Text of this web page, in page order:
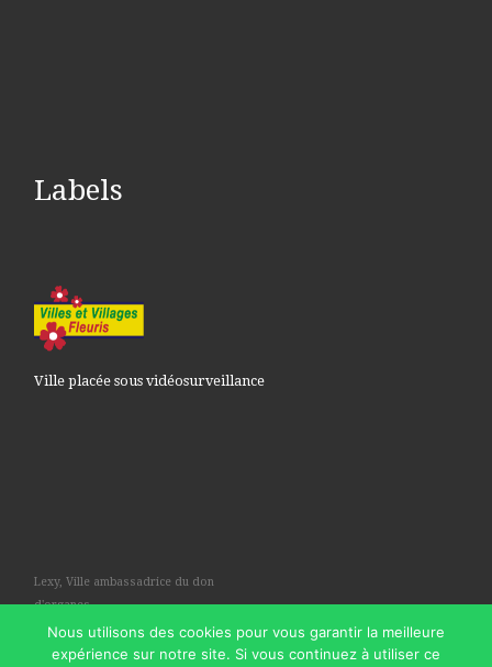
Labels
Ville placée sous vidéosurveillance
Lexy, Ville ambassadrice du don
d'organes
Nous utilisons des cookies pour vous garantir la meilleure
expérience sur notre site. Si vous continuez à utiliser ce